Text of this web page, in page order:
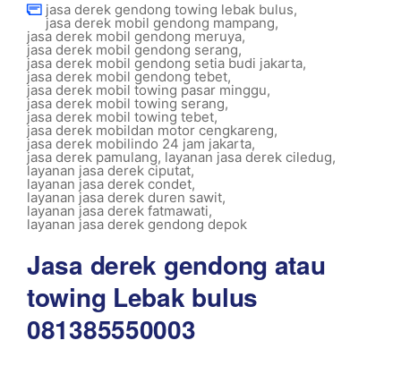
jasa derek gendong towing lebak bulus,
jasa derek mobil gendong mampang,
jasa derek mobil gendong meruya,
jasa derek mobil gendong serang,
jasa derek mobil gendong setia budi jakarta,
jasa derek mobil gendong tebet,
jasa derek mobil towing pasar minggu,
jasa derek mobil towing serang,
jasa derek mobil towing tebet,
jasa derek mobildan motor cengkareng,
jasa derek mobilindo 24 jam jakarta,
jasa derek pamulang, layanan jasa derek ciledug,
layanan jasa derek ciputat,
layanan jasa derek condet,
layanan jasa derek duren sawit,
layanan jasa derek fatmawati,
layanan jasa derek gendong depok
Jasa derek gendong atau
towing Lebak bulus
081385550003